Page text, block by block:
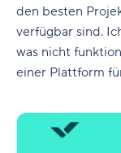
den besten
verfügbar sind.
was nicht
einer Plattform